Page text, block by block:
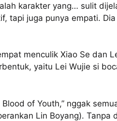
karakter yang… sulit
tapi juga punya empati.
menculik Xiao Se dan
yaitu Lei Wujie si
Blood of Youth,” nggak
Lin Boyang).